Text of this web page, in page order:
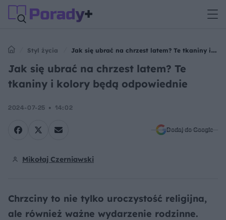
Styl życia
Jak się ubrać na chrzest latem? Te tkaniny i
kolory będą odpowiednie
Jak się ubrać na chrzest latem? Te
tkaniny i kolory będą odpowiednie
2024-07-25 14:02
Dodaj do Google
Mikołaj Czerniawski
Chrzciny to nie tylko uroczystość religijna,
ale również ważne wydarzenie rodzinne.